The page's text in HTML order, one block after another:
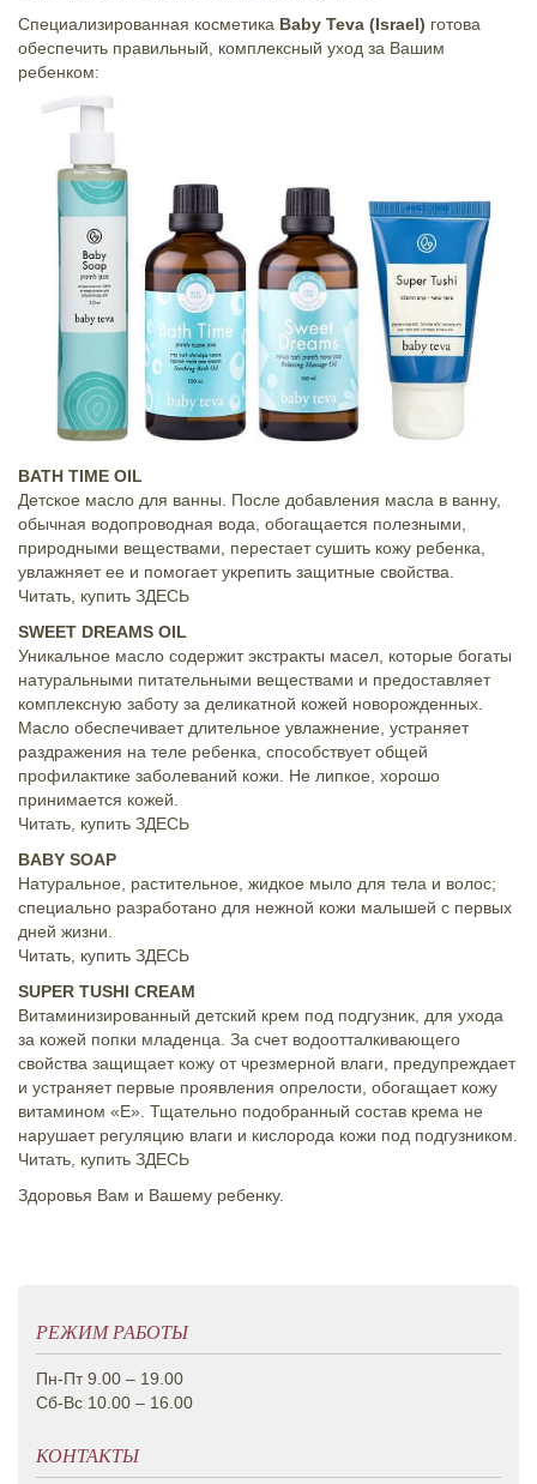
Специализированная косметика Baby Teva (Israel) готова
обеспечить правильный, комплексный уход за Вашим
ребенком:
BATH TIME OIL
Детское масло для ванны. После добавления масла в ванну,
обычная водопроводная вода, обогащается полезными,
природными веществами, перестает сушить кожу ребенка,
увлажняет ее и помогает укрепить защитные свойства.
Читать, купить ЗДЕСЬ
SWEET DREAMS OIL
Уникальное масло содержит экстракты масел, которые богаты
натуральными питательными веществами и предоставляет
комплексную заботу за деликатной кожей новорожденных.
Масло обеспечивает длительное увлажнение, устраняет
раздражения на теле ребенка, способствует общей
профилактике заболеваний кожи. Не липкое, хорошо
принимается кожей.
Читать, купить ЗДЕСЬ
BABY SOAP
Натуральное, растительное, жидкое мыло для тела и волос;
специально разработано для нежной кожи малышей с первых
дней жизни.
Читать, купить ЗДЕСЬ
SUPER TUSHI CREAM
Витаминизированный детский крем под подгузник, для ухода
за кожей попки младенца. За счет водоотталкивающего
свойства защищает кожу от чрезмерной влаги, предупреждает
и устраняет первые проявления опрелости, обогащает кожу
витамином «Е». Тщательно подобранный состав крема не
нарушает регуляцию влаги и кислорода кожи под подгузником.
Читать, купить ЗДЕСЬ
Здоровья Вам и Вашему ребенку.
РЕЖИМ РАБОТЫ
Пн-Пт 9.00 – 19.00
Сб-Вс 10.00 – 16.00
КОНТАКТЫ